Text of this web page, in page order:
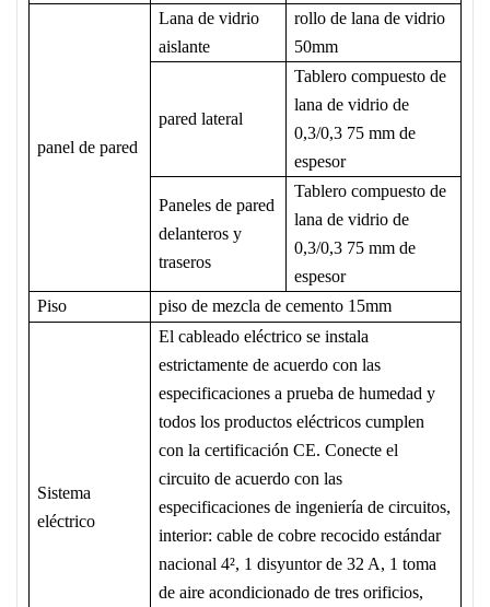
panel de pared
Lana de vidrio
aislante
rollo de lana de vidrio
50mm
pared lateral
Tablero compuesto de
lana de vidrio de
0,3/0,3 75 mm de
espesor
Paneles de pared
delanteros y
traseros
Tablero compuesto de
lana de vidrio de
0,3/0,3 75 mm de
espesor
Piso
piso de mezcla de cemento 15mm
Sistema
eléctrico
El cableado eléctrico se instala
estrictamente de acuerdo con las
especificaciones a prueba de humedad y
todos los productos eléctricos cumplen
con la certificación CE. Conecte el
circuito de acuerdo con las
especificaciones de ingeniería de circuitos,
interior: cable de cobre recocido estándar
nacional 4², 1 disyuntor de 32 A, 1 toma
de aire acondicionado de tres orificios,